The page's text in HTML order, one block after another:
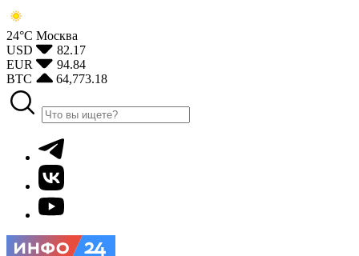
24°С Москва
USD
82.17
EUR
94.84
BTC
64,773.18